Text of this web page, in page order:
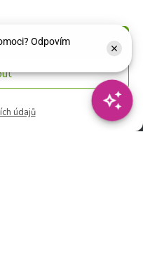
údajů
15:00